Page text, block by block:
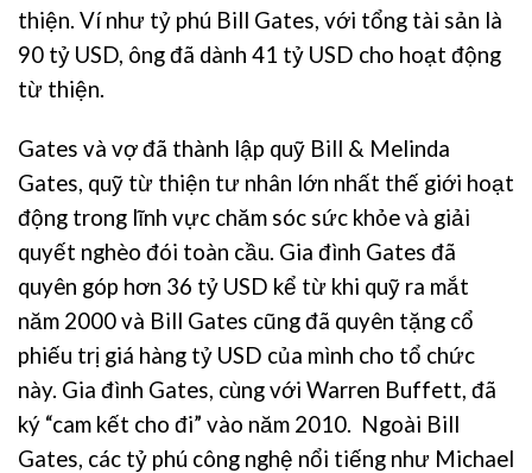
thiện. Ví như tỷ phú Bill Gates, với tổng tài sản là
90 tỷ USD, ông đã dành 41 tỷ USD cho hoạt động
từ thiện.
Gates và vợ đã thành lập quỹ Bill & Melinda
Gates, quỹ từ thiện tư nhân lớn nhất thế giới hoạt
động trong lĩnh vực chăm sóc sức khỏe và giải
quyết nghèo đói toàn cầu. Gia đình Gates đã
quyên góp hơn 36 tỷ USD kể từ khi quỹ ra mắt
năm 2000 và Bill Gates cũng đã quyên tặng cổ
phiếu trị giá hàng tỷ USD của mình cho tổ chức
này. Gia đình Gates, cùng với Warren Buffett, đã
ký “cam kết cho đi” vào năm 2010. Ngoài Bill
Gates, các tỷ phú công nghệ nổi tiếng như Michael